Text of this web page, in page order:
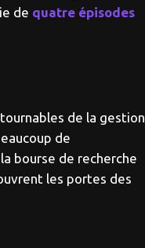
de quatre épisodes
de la gestion
de
bourse de recherche
les portes des